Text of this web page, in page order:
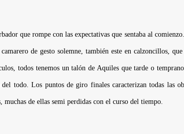
que rompe con las expectativas que sentaba al
de gesto solemne, también este en calzoncillos,
todos tenemos un talón de Aquiles que tarde o
todo. Los puntos de giro finales caracterizan todas las
muchas de ellas semi perdidas con el curso del tiempo.